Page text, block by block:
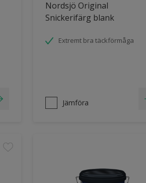
Nordsjö Original
Snickerifärg blank
Extremt bra täckförmåga
Jämföra